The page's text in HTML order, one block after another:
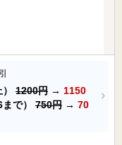
1200円 → 1150
で） 750円 → 70